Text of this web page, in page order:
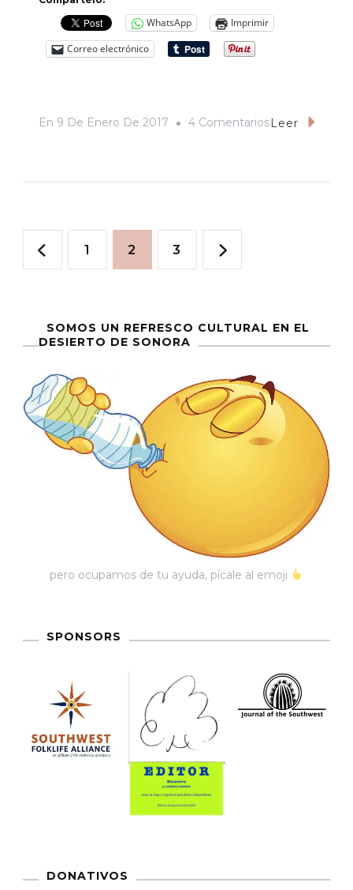
WhatsApp
Imprimir
Correo electrónico
En 9 De Enero De 2017 4 ComentariosEn
Leer
Paginación
entradas
Página
1 Página
2 Página
3
SOMOS UN REFRESCO CULTURAL EN EL
DESIERTO DE SONORA
pero ocupamos de tu ayuda, pícale al emoji
SPONSORS
DONATIVOS